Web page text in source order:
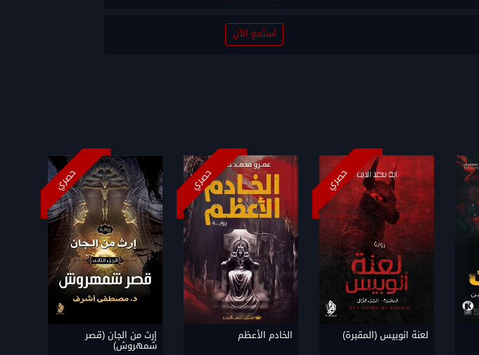
استمع الآن
لعنة انوبيس (المقبرة)
حصري
الخادم الأعظم
حصري
إرث من الجان (قصر
شمهروش)
حصري